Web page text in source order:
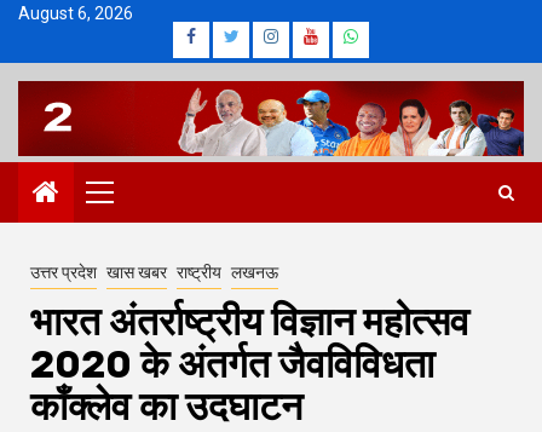
Skip
content
August 6, 2026
Facebook
Twitter
Instagram
Youtube
Whatsapp
Primary
Menu
उत्तर प्रदेश खास खबर राष्ट्रीय लखनऊ
भारत अंतर्राष्ट्रीय विज्ञान महोत्सव
2020 के अंतर्गत जैवविविधता
काँक्लेव का उदघाटन